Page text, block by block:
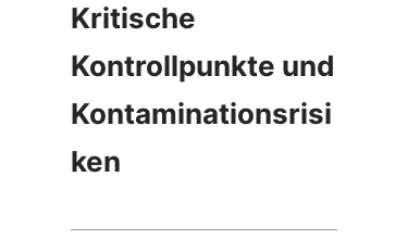
Kritische
Kontrollpunkte und
Kontaminationsrisi
ken